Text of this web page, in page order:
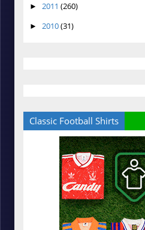
► 2011 (260)
► 2010(31)
Classic Football Shirts